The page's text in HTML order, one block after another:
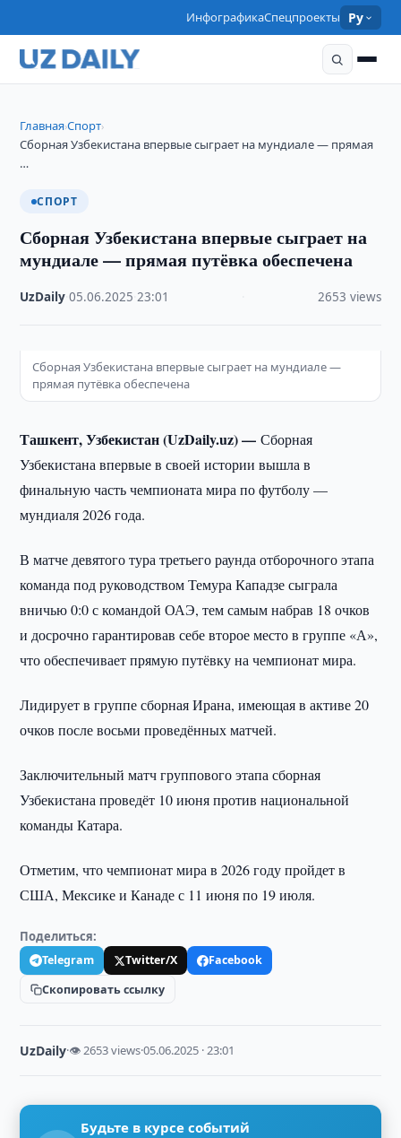
ИнфографикаСпецпроекты Ру
Главная›Спорт›
Сборная Узбекистана впервые сыграет на мундиале — прямая
…
СПОРТ
Сборная Узбекистана впервые сыграет на
мундиале — прямая путёвка обеспечена
UzDaily ·05.06.2025 ·23:01 2653 views
Сборная Узбекистана впервые сыграет на мундиале —
прямая путёвка обеспечена
Ташкент, Узбекистан (UzDaily.uz) —Сборная
Узбекистана впервые в своей истории вышла в
финальную часть чемпионата мира по футболу —
мундиаля 2026 года.
В матче девятого тура третьего раунда отборочного этапа
команда под руководством Темура Кападзе сыграла
вничью 0:0 с командой ОАЭ, тем самым набрав 18 очков
и досрочно гарантировав себе второе место в группе «А»,
что обеспечивает прямую путёвку на чемпионат мира.
Лидирует в группе сборная Ирана, имеющая в активе 20
очков после восьми проведённых матчей.
Заключительный матч группового этапа сборная
Узбекистана проведёт 10 июня против национальной
команды Катара.
Отметим, что чемпионат мира в 2026 году пройдет в
США, Мексике и Канаде с 11 июня по 19 июля.
Поделиться:
Telegram Twitter/X
Facebook
Скопировать ссылку
UzDaily·👁 2653 views·05.06.2025 · 23:01
Будьте в курсе событий